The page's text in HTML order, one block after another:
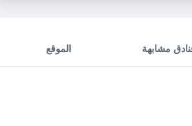
مشابهة الموقع